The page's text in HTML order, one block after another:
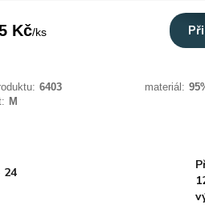
Kč/ks
6403 materiál:
M
24